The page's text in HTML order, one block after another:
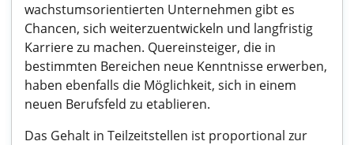
wachstumsorientierten Unternehmen gibt es
Chancen, sich weiterzuentwickeln und langfristig
Karriere zu machen. Quereinsteiger, die in
bestimmten Bereichen neue Kenntnisse erwerben,
haben ebenfalls die Möglichkeit, sich in einem
neuen Berufsfeld zu etablieren.
Das Gehalt in Teilzeitstellen ist proportional zur